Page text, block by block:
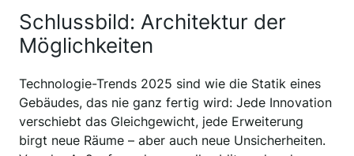
Schlussbild: Architektur der
Möglichkeiten
Technologie-Trends 2025 sind wie die Statik eines
Gebäudes, das nie ganz fertig wird: Jede Innovation
verschiebt das Gleichgewicht, jede Erweiterung
birgt neue Räume – aber auch neue Unsicherheiten.